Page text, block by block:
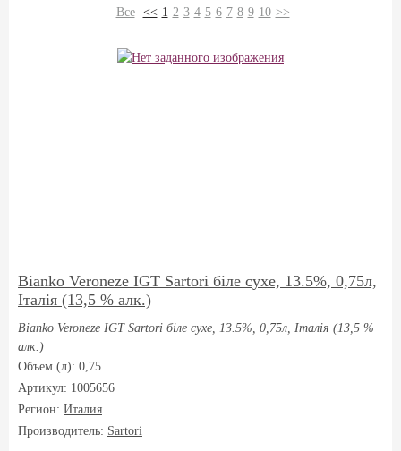
Все << 1 2 3 4 5 6 7 8 9 10 >>
Bianko Veroneze IGT Sartori біле сухе, 13.5%, 0,75л,
Італія (13,5 % алк.)
Bianko Veroneze IGT Sartori біле сухе, 13.5%, 0,75л, Італія (13,5 %
алк.)
Объем (л): 0,75
Артикул: 1005656
Регион: Италия
Производитель: Sartori